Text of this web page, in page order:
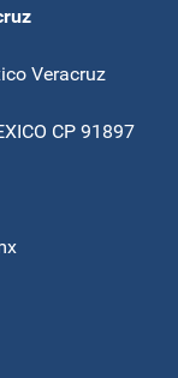
Veracruz
CP 91897